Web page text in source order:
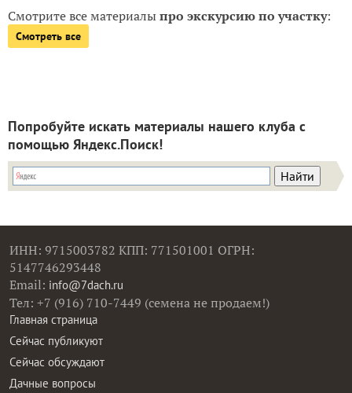
Смотрите все материалыпро экскурсию по участку:
Смотреть все
Попробуйте искать материалы нашего клуба с
помощью Яндекс.Поиск!
ИНН: 9715003782 КПП: 771501001 ОГРН:
5147746293448
Email: info@7dach.ru
Тел: +7 (916) 710-7449 (семена не продаем!)
Главная страница
Сейчас публикуют
Сейчас обсуждают
Дачные вопросы